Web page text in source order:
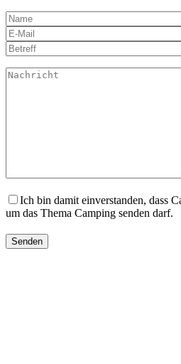
Ich bin damit einverstanden, dass
um das Thema Camping senden darf.